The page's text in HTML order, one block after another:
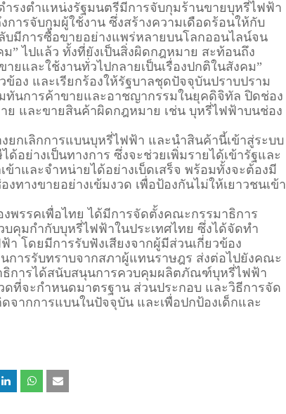
รงตำแหน่งรัฐมนตรีมีการจับกุมร้านขายบุหรี่ไฟฟ้า
ารจับกุมผู้ใช้งาน ซึ่งสร้างความเดือดร้อนให้กับ
มีการซื้อขายอย่างแพร่หลายบนโลกออนไลน์จน
” ไปแล้ว ทั้งที่ยังเป็นสิ่งผิดกฎหมาย สะท้อนถึง
และใช้งานทั่วไปกลายเป็นเรื่องปกติในสังคม”
ง และเรียกร้องให้รัฐบาลชุดปัจจุบันปราบปราม
ทันการค้าขายและอาชญากรรมในยุคดิจิทัล ปิดช่อง
ย และขายสินค้าผิดกฎหมาย เช่น บุหรี่ไฟฟ้าบนช่อง
เลิกการแบนบุหรี่ไฟฟ้า และนำสินค้านี้เข้าสู่ระบบ
อย่างเป็นทางการ ซึ่งจะช่วยเพิ่มรายได้เข้ารัฐและ
าและจำหน่ายได้อย่างเบ็ดเสร็จ พร้อมทั้งจะต้องมี
างขายอย่างเข้มงวด เพื่อป้องกันไม่ให้เยาวชนเข้า
รรคเพื่อไทย ได้มีการจัดตั้งคณะกรรมาธิการ
มกำกับบุหรี่ไฟฟ้าในประเทศไทย ซึ่งได้จัดทำ
โดยมีการรับฟังเสียงจากผู้มีส่วนเกี่ยวข้อง
การรับทราบจากสภาผู้แทนราษฎร ส่งต่อไปยังคณะ
การได้สนับสนุนการควบคุมผลิตภัณฑ์บุหรี่ไฟฟ้า
ที่จะกำหนดมาตรฐาน ส่วนประกอบ และวิธีการจัด
ากการแบนในปัจจุบัน และเพื่อปกป้องเด็กและ